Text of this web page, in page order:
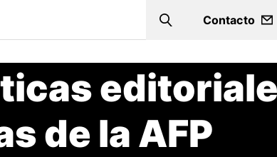
Search
Contacto
de la AFP